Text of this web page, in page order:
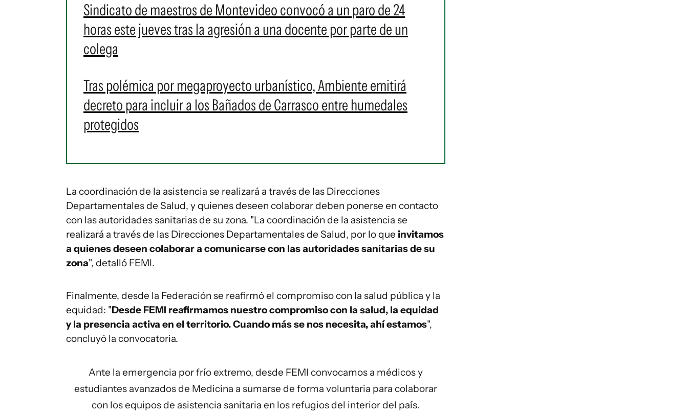
Sindicato de maestros de Montevideo convocó a un paro de 24
horas este jueves tras la agresión a una docente por parte de un
colega
Tras polémica por megaproyecto urbanístico, Ambiente emitirá
decreto para incluir a los Bañados de Carrasco entre humedales
protegidos
La coordinación de la asistencia se realizará a través de las Direcciones
Departamentales de Salud, y quienes deseen colaborar deben ponerse en contacto
con las autoridades sanitarias de su zona. "La coordinación de la asistencia se
realizará a través de las Direcciones Departamentales de Salud, por lo que invitamos
a quienes deseen colaborar a comunicarse con las autoridades sanitarias de su
zona", detalló FEMI.
Finalmente, desde la Federación se reafirmó el compromiso con la salud pública y la
equidad: "Desde FEMI reafirmamos nuestro compromiso con la salud, la equidad
y la presencia activa en el territorio. Cuando más se nos necesita, ahí estamos",
concluyó la convocatoria.
Ante la emergencia por frío extremo, desde FEMI convocamos a médicos y
estudiantes avanzados de Medicina a sumarse de forma voluntaria para colaborar
con los equipos de asistencia sanitaria en los refugios del interior del país.